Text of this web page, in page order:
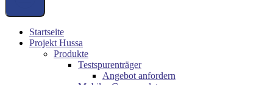
Startseite
Projekt Hussa
Produkte
Testspurenträger
Angebot anfordern